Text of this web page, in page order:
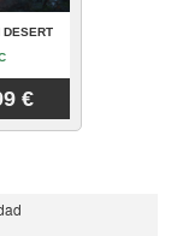
DESERT
€